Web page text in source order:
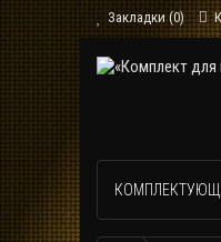
Закладки (0)